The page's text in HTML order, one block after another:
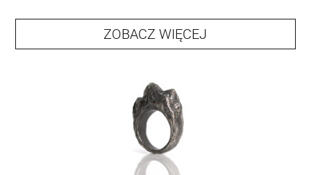
ZOBACZ WIĘCEJ